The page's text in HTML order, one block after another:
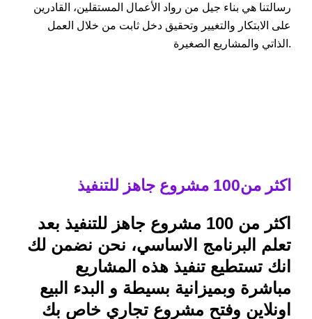
رسالتنا هي بناء جيل من رواد الأعمال المستقلين، القادرين
على الابتكار والتغيير وتحقيق دخل ثابت من خلال العمل
الذاتي والمشاريع الصغيرة.
اكثر من100 مشروع جاهز للتنفيذ
اكثر من 100 مشروع جاهز للتنفيذ بعد
تعلم البرنامج الاساسي، نحن نضمن لك
انك تستطيع تنفيذ هذه المشاريع
مباشرة وبميزانية بسيطة و البدء البيع
اونلاين وفتح مشروع تجاري خاص بك